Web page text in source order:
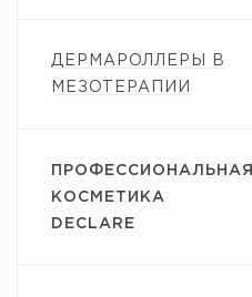
ДЕРМАРОЛЛЕРЫ В
МЕЗОТЕРАПИИ
ПРОФЕССИОНАЛЬНАЯ
КОСМЕТИКА
DECLARE